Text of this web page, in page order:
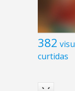
382
curtidas